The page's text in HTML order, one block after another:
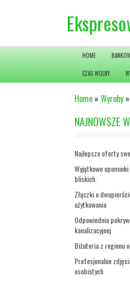
HOME
CZAS WOLNY
Home » Wyroby »
NAJNOWSZE
Najlepsze oferty
Wyjątkowe
bliskich.
Złączki o
użytkowania
Odpowiednia
kanalizacyjnej
Biżuteria z regionu
Profesjonalne
osobistych